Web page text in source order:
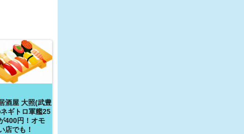
酒屋 大照(武豊
ギトロ軍艦25
400円！オモ
店でも！